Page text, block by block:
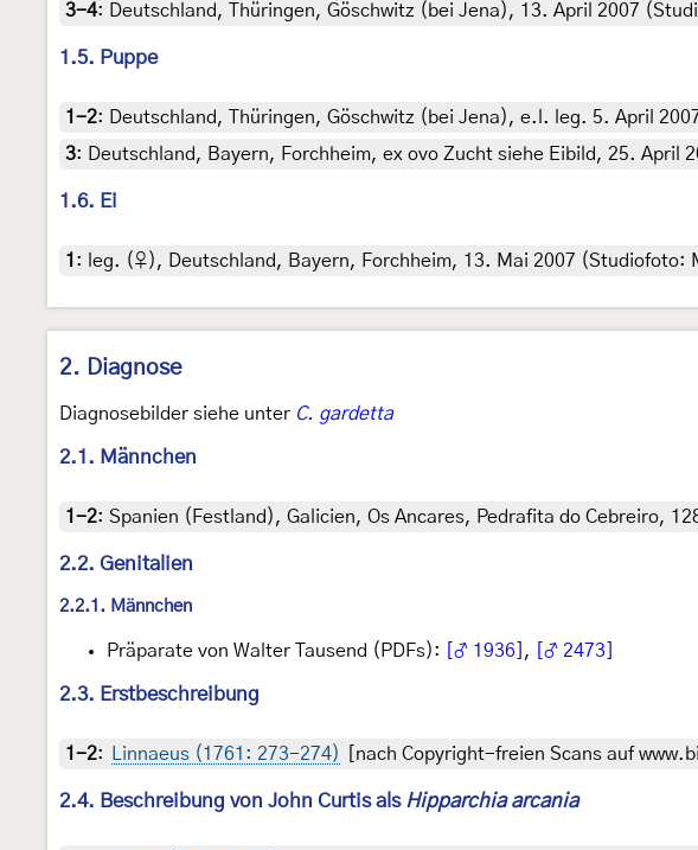
3-4: Deutschland, Thüringen, Göschwitz (bei Jena), 13. April 2007
1.5. Puppe
1-2: Deutschland, Thüringen, Göschwitz (bei Jena), e.l. leg. 5. April
3: Deutschland, Bayern, Forchheim, ex ovo Zucht siehe Eibild, 25.
1.6. Ei
1 : leg. (♀), Deutschland, Bayern, Forchheim, 13. Mai 2007 (Studiofoto:
2. Diagnose
Diagnosebilder siehe unter C. gardetta
2.1. Männchen
1-2: Spanien (Festland), Galicien, Os Ancares, Pedrafita do Cebreiro,
2.2. Genitalien
2.2.1. Männchen
Präparate von Walter Tausend (PDFs): [♂ 1936] , [♂ 2473]
2.3. Erstbeschreibung
1-2: Linnaeus (1761: 273-274) [nach Copyright-freien Scans auf
2.4. Beschreibung von John Curtis als Hipparchia arcania